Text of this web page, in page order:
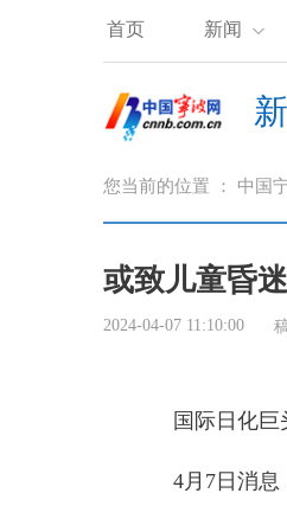
首页 新闻
您当前的位置 ： 中国
或致儿童昏
2024-04-07 11:10:00
国际日化巨头
4月7日消息，